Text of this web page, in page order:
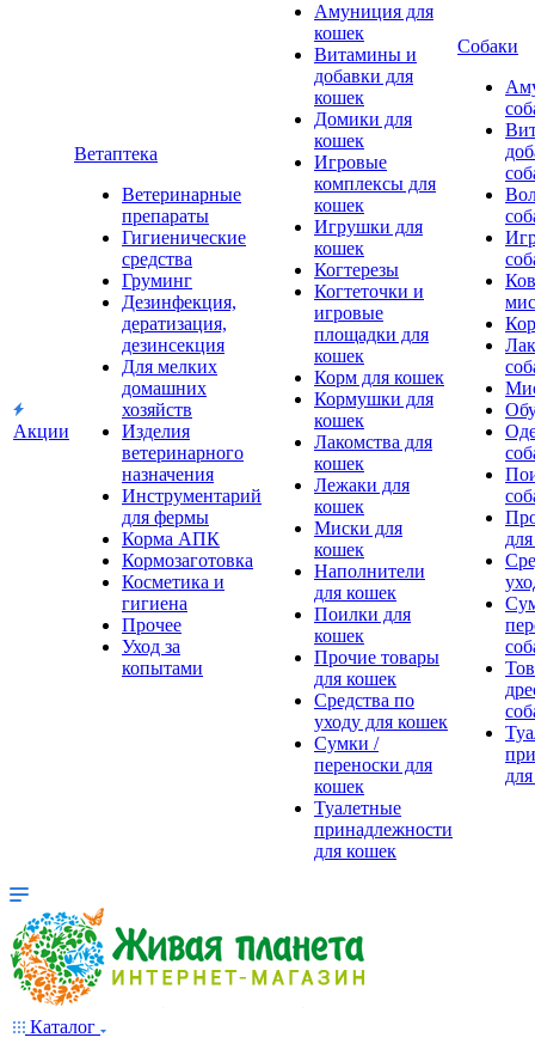
Акции
Ветаптека
Ветеринарные
препараты
Гигиенические
средства
Груминг
Дезинфекция,
дератизация,
дезинсекция
Для мелких
домашних
хозяйств
Изделия
ветеринарного
назначения
Инструментарий
для фермы
Корма АПК
Кормозаготовка
Косметика и
гигиена
Прочее
Уход за
копытами
Амуниция для
кошек
Витамины и
добавки для
кошек
Домики для
кошек
Игровые
комплексы для
кошек
Игрушки для
кошек
Когтерезы
Когтеточки и
игровые
площадки для
кошек
Корм для кошек
Кормушки для
кошек
Лакомства для
кошек
Лежаки для
кошек
Миски для
кошек
Наполнители
для кошек
Поилки для
кошек
Прочие товары
для кошек
Средства по
уходу для кошек
Сумки /
переноски для
кошек
Туалетные
принадлежности
для кошек
Собаки
Каталог